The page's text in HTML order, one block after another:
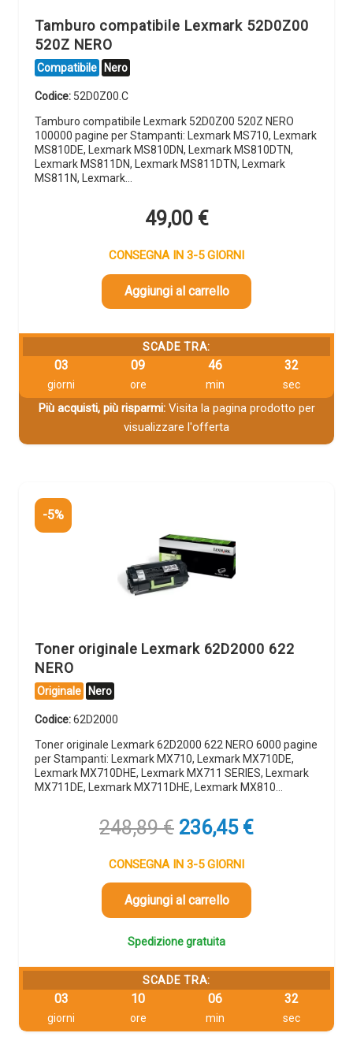
Tamburo compatibile Lexmark 52D0Z00
520Z NERO
Compatibile Nero
Codice: 52D0Z00.C
Tamburo compatibile Lexmark 52D0Z00 520Z NERO
100000 pagine per Stampanti: Lexmark MS710, Lexmark
MS810DE, Lexmark MS810DN, Lexmark MS810DTN,
Lexmark MS811DN, Lexmark MS811DTN, Lexmark
MS811N, Lexmark…
49,00 €
CONSEGNA IN 3-5 GIORNI
Aggiungi al carrello
SCADE TRA:
03
giorni
09
ore
46
min
31
sec
Più acquisti, più risparmi:Visita la pagina prodotto per
visualizzare l'offerta
-5%
Toner originale Lexmark 62D2000 622
NERO
Originale Nero
Codice:62D2000
Toner originale Lexmark 62D2000 622 NERO 6000 pagine
per Stampanti: Lexmark MX710, Lexmark MX710DE,
Lexmark MX710DHE, Lexmark MX711 SERIES, Lexmark
MX711DE, Lexmark MX711DHE, Lexmark MX810…
248,89€ Il
originale
era:
248,89 €.
236,45 €Il
CONSEGNA IN 3-5 GIORNI
Aggiungi al carrello
Spedizione gratuita
SCADE TRA:
03
giorni
10
ore
06
min
31
sec